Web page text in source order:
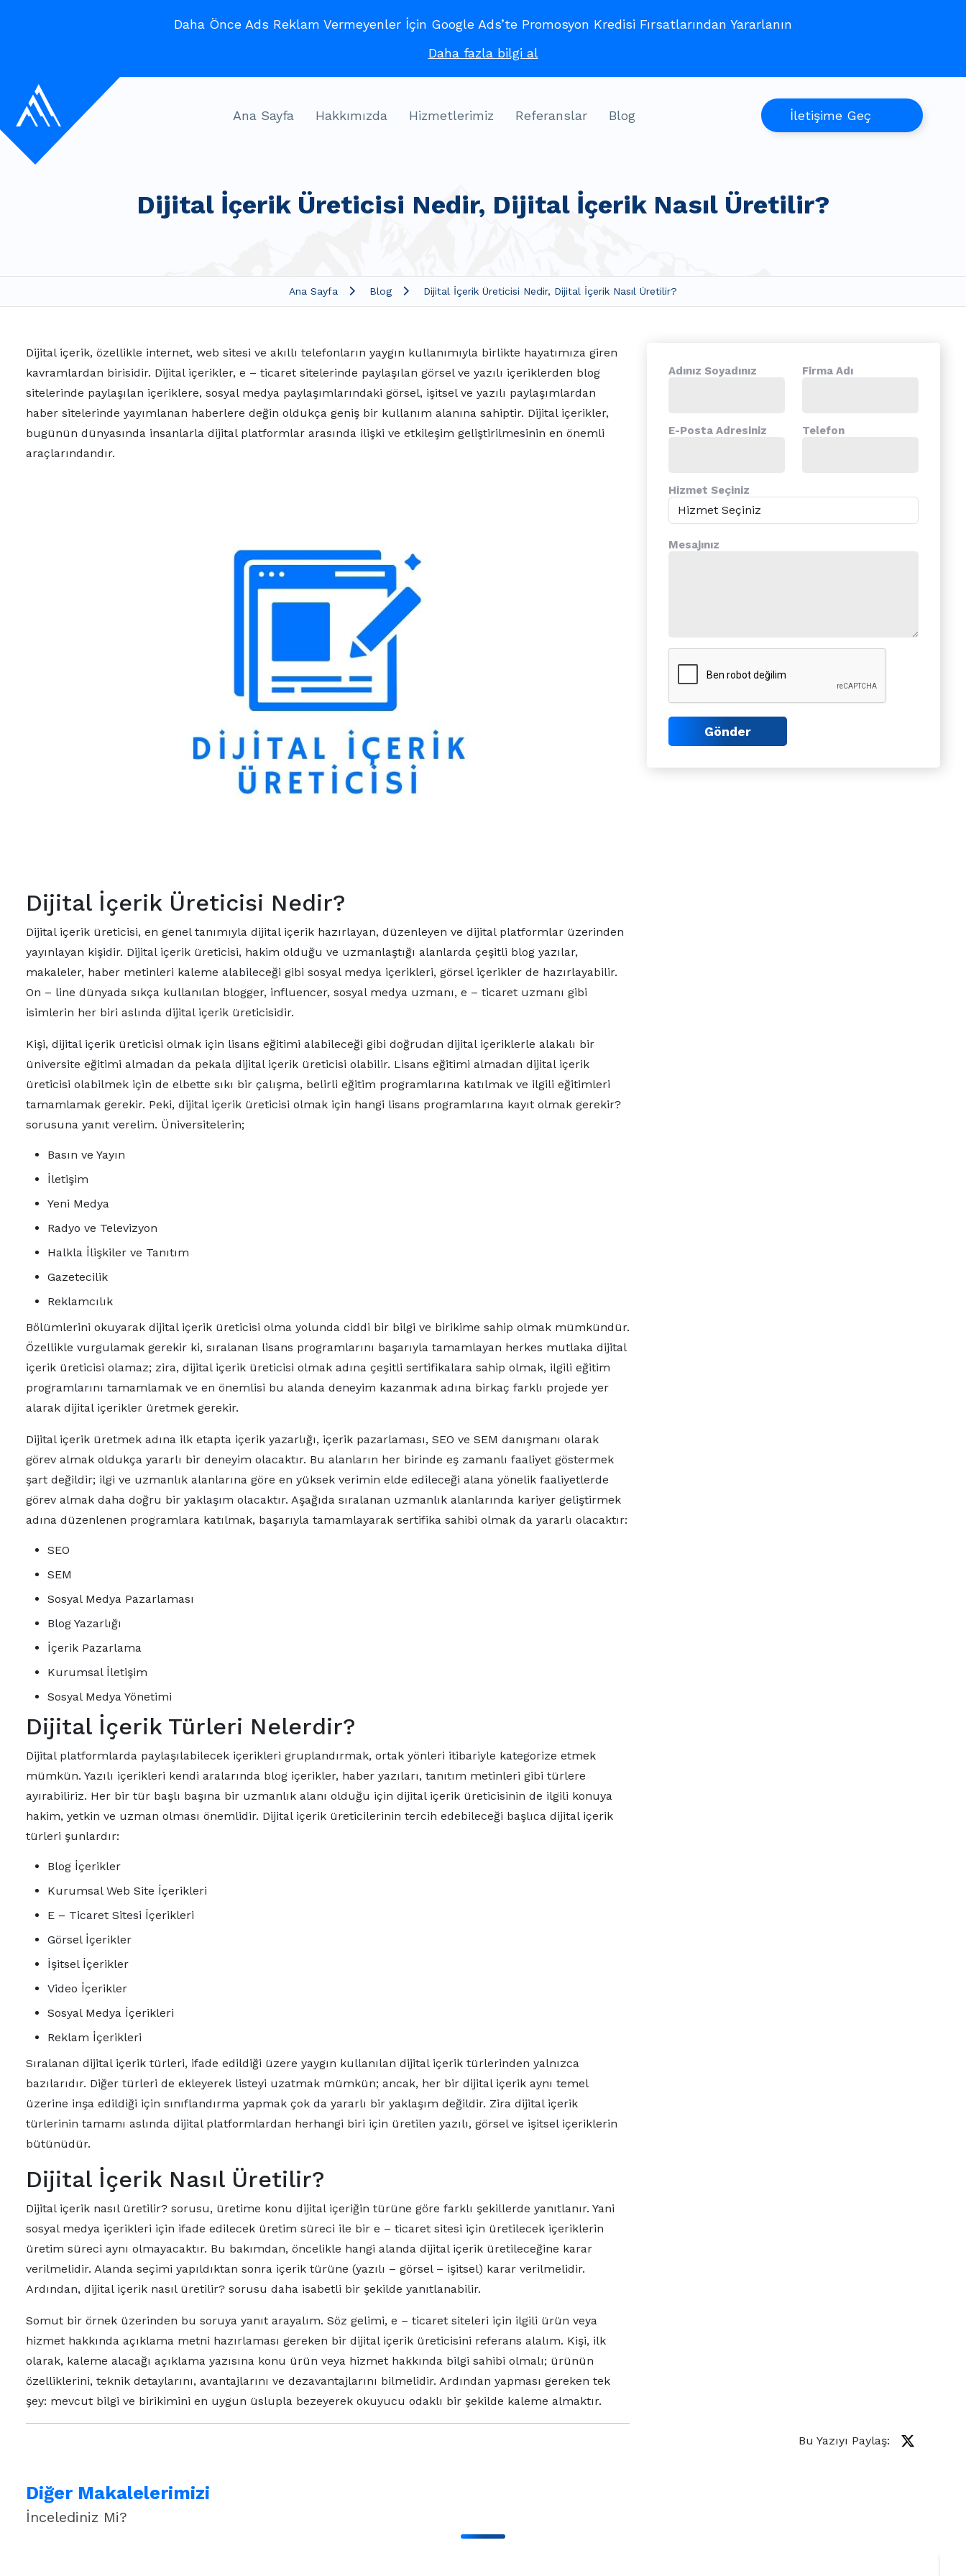
Daha Önce Ads Reklam Vermeyenler İçin Google Ads’te Promosyon Kredisi Fırsatlarından Yararlanın
Daha fazla bilgi al
Ana Sayfa Hakkımızda Hizmetlerimiz Referanslar Blog İletişime Geç
Dijital İçerik Üreticisi Nedir, Dijital İçerik Nasıl Üretilir?
Ana Sayfa Blog Dijital İçerik Üreticisi Nedir, Dijital İçerik Nasıl Üretilir?
Dijital içerik, özellikle internet, web sitesi ve akıllı telefonların yaygın kullanımıyla birlikte hayatımıza giren
kavramlardan birisidir. Dijital içerikler, e – ticaret sitelerinde paylaşılan görsel ve yazılı içeriklerden blog
sitelerinde paylaşılan içeriklere, sosyal medya paylaşımlarındaki görsel, işitsel ve yazılı paylaşımlardan
haber sitelerinde yayımlanan haberlere değin oldukça geniş bir kullanım alanına sahiptir. Dijital içerikler,
bugünün dünyasında insanlarla dijital platformlar arasında ilişki ve etkileşim geliştirilmesinin en önemli
araçlarındandır.
Dijital İçerik Üreticisi Nedir?
Dijital içerik üreticisi, en genel tanımıyla dijital içerik hazırlayan, düzenleyen ve dijital platformlar üzerinden
yayınlayan kişidir. Dijital içerik üreticisi, hakim olduğu ve uzmanlaştığı alanlarda çeşitli blog yazılar,
makaleler, haber metinleri kaleme alabileceği gibi sosyal medya içerikleri, görsel içerikler de hazırlayabilir.
On – line dünyada sıkça kullanılan blogger, influencer, sosyal medya uzmanı, e – ticaret uzmanı gibi
isimlerin her biri aslında dijital içerik üreticisidir.
Kişi, dijital içerik üreticisi olmak için lisans eğitimi alabileceği gibi doğrudan dijital içeriklerle alakalı bir
üniversite eğitimi almadan da pekala dijital içerik üreticisi olabilir. Lisans eğitimi almadan dijital içerik
üreticisi olabilmek için de elbette sıkı bir çalışma, belirli eğitim programlarına katılmak ve ilgili eğitimleri
tamamlamak gerekir. Peki, dijital içerik üreticisi olmak için hangi lisans programlarına kayıt olmak gerekir?
sorusuna yanıt verelim. Üniversitelerin;
Basın ve Yayın
İletişim
Yeni Medya
Radyo ve Televizyon
Halkla İlişkiler ve Tanıtım
Gazetecilik
Reklamcılık
Bölümlerini okuyarak dijital içerik üreticisi olma yolunda ciddi bir bilgi ve birikime sahip olmak mümkündür.
Özellikle vurgulamak gerekir ki, sıralanan lisans programlarını başarıyla tamamlayan herkes mutlaka dijital
içerik üreticisi olamaz; zira, dijital içerik üreticisi olmak adına çeşitli sertifikalara sahip olmak, ilgili eğitim
programlarını tamamlamak ve en önemlisi bu alanda deneyim kazanmak adına birkaç farklı projede yer
alarak dijital içerikler üretmek gerekir.
Dijital içerik üretmek adına ilk etapta içerik yazarlığı, içerik pazarlaması, SEO ve SEM danışmanı olarak
görev almak oldukça yararlı bir deneyim olacaktır. Bu alanların her birinde eş zamanlı faaliyet göstermek
şart değildir; ilgi ve uzmanlık alanlarına göre en yüksek verimin elde edileceği alana yönelik faaliyetlerde
görev almak daha doğru bir yaklaşım olacaktır. Aşağıda sıralanan uzmanlık alanlarında kariyer geliştirmek
adına düzenlenen programlara katılmak, başarıyla tamamlayarak sertifika sahibi olmak da yararlı olacaktır:
SEO
SEM
Sosyal Medya Pazarlaması
Blog Yazarlığı
İçerik Pazarlama
Kurumsal İletişim
Sosyal Medya Yönetimi
Dijital İçerik Türleri Nelerdir?
Dijital platformlarda paylaşılabilecek içerikleri gruplandırmak, ortak yönleri itibariyle kategorize etmek
mümkün. Yazılı içerikleri kendi aralarında blog içerikler, haber yazıları, tanıtım metinleri gibi türlere
ayırabiliriz. Her bir tür başlı başına bir uzmanlık alanı olduğu için dijital içerik üreticisinin de ilgili konuya
hakim, yetkin ve uzman olması önemlidir. Dijital içerik üreticilerinin tercih edebileceği başlıca dijital içerik
türleri şunlardır:
Blog İçerikler
Kurumsal Web Site İçerikleri
E – Ticaret Sitesi İçerikleri
Görsel İçerikler
İşitsel İçerikler
Video İçerikler
Sosyal Medya İçerikleri
Reklam İçerikleri
Sıralanan dijital içerik türleri, ifade edildiği üzere yaygın kullanılan dijital içerik türlerinden yalnızca
bazılarıdır. Diğer türleri de ekleyerek listeyi uzatmak mümkün; ancak, her bir dijital içerik aynı temel
üzerine inşa edildiği için sınıflandırma yapmak çok da yararlı bir yaklaşım değildir. Zira dijital içerik
türlerinin tamamı aslında dijital platformlardan herhangi biri için üretilen yazılı, görsel ve işitsel içeriklerin
bütünüdür.
Dijital İçerik Nasıl Üretilir?
Dijital içerik nasıl üretilir? sorusu, üretime konu dijital içeriğin türüne göre farklı şekillerde yanıtlanır. Yani
sosyal medya içerikleri için ifade edilecek üretim süreci ile bir e – ticaret sitesi için üretilecek içeriklerin
üretim süreci aynı olmayacaktır. Bu bakımdan, öncelikle hangi alanda dijital içerik üretileceğine karar
verilmelidir. Alanda seçimi yapıldıktan sonra içerik türüne (yazılı – görsel – işitsel) karar verilmelidir.
Ardından, dijital içerik nasıl üretilir? sorusu daha isabetli bir şekilde yanıtlanabilir.
Somut bir örnek üzerinden bu soruya yanıt arayalım. Söz gelimi, e – ticaret siteleri için ilgili ürün veya
hizmet hakkında açıklama metni hazırlaması gereken bir dijital içerik üreticisini referans alalım. Kişi, ilk
olarak, kaleme alacağı açıklama yazısına konu ürün veya hizmet hakkında bilgi sahibi olmalı; ürünün
özelliklerini, teknik detaylarını, avantajlarını ve dezavantajlarını bilmelidir. Ardından yapması gereken tek
şey: mevcut bilgi ve birikimini en uygun üslupla bezeyerek okuyucu odaklı bir şekilde kaleme almaktır.
Adınız Soyadınız Firma Adı
E-Posta Adresiniz Telefon
Hizmet Seçiniz
Mesajınız
Gönder
Bu Yazıyı Paylaş:
Diğer Makalelerimizi
İncelediniz Mi?